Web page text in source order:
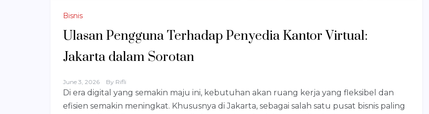
Bisnis
Ulasan Pengguna Terhadap Penyedia Kantor Virtual:
Jakarta dalam Sorotan
June 3, 2026 By Rifli
Di era digital yang semakin maju ini, kebutuhan akan ruang kerja yang fleksibel dan
efisien semakin meningkat. Khususnya di Jakarta, sebagai salah satu pusat bisnis paling